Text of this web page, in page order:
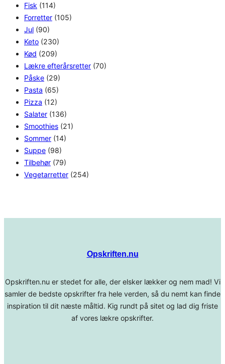
Fisk (114)
Forretter (105)
Jul (90)
Keto (230)
Kød (209)
Lækre efterårsretter (70)
Påske (29)
Pasta (65)
Pizza (12)
Salater (136)
Smoothies (21)
Sommer (14)
Suppe (98)
Tilbehør (79)
Vegetarretter (254)
Opskriften.nu
Opskriften.nu er stedet for alle, der elsker lækker og nem mad! Vi
samler de bedste opskrifter fra hele verden, så du nemt kan finde
inspiration til dit næste måltid. Kig rundt på sitet og lad dig friste
af vores lækre opskrifter.